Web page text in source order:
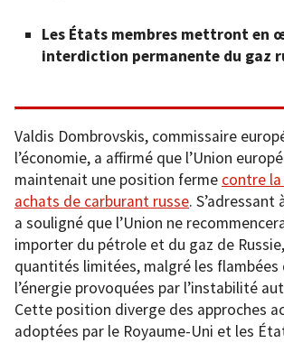
Les États membres mettront en
interdiction permanente du gaz
Valdis Dombrovskis, commissaire
l’économie, a affirmé que l’Union
maintenait une position ferme contre
achats de carburant russe. S’adressant
a souligné que l’Union ne
importer du pétrole et du gaz de
quantités limitées, malgré les flambées
l’énergie provoquées par l’instabilité
Cette position diverge des approches
adoptées par le Royaume-Uni et les